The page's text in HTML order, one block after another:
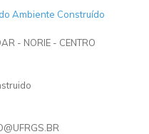
Ambiente Construído
- NORIE - CENTRO